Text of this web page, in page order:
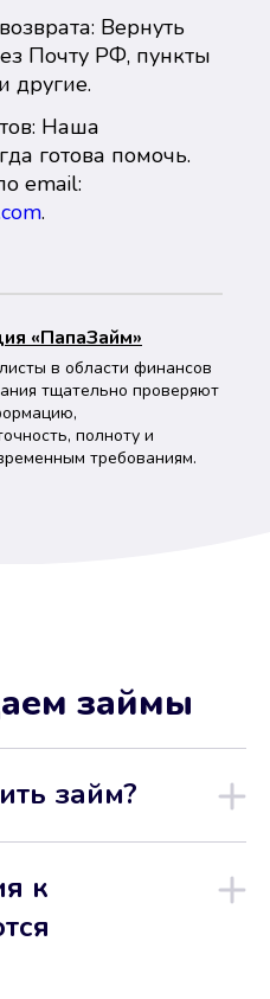
Вернуть
Почту РФ, пункты
другие.
Наша
готова помочь.
email:
.
«ПапаЗайм»
в области финансов
тщательно проверяют
полноту и
требованиям.
займы
займ?
к